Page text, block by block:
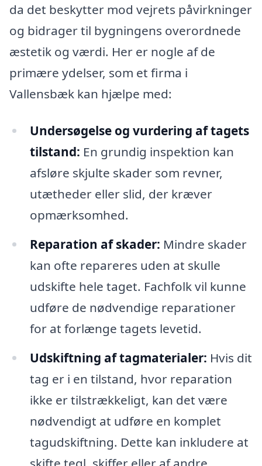
da det beskytter mod vejrets påvirkninger
og bidrager til bygningens overordnede
æstetik og værdi. Her er nogle af de
primære ydelser, som et firma i
Vallensbæk kan hjælpe med:
Undersøgelse og vurdering af tagets
tilstand: En grundig inspektion kan
afsløre skjulte skader som revner,
utætheder eller slid, der kræver
opmærksomhed.
Reparation af skader: Mindre skader
kan ofte repareres uden at skulle
udskifte hele taget. Fachfolk vil kunne
udføre de nødvendige reparationer
for at forlænge tagets levetid.
Udskiftning af tagmaterialer: Hvis dit
tag er i en tilstand, hvor reparation
ikke er tilstrækkeligt, kan det være
nødvendigt at udføre en komplet
tagudskiftning. Dette kan inkludere at